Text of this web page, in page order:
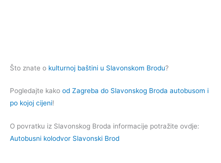
Što znate o kulturnoj baštini u Slavonskom Brodu?
Pogledajte kako od Zagreba do Slavonskog Broda autobusom i
po kojoj cijeni!
O povratku iz Slavonskog Broda informacije potražite ovdje:
Autobusni kolodvor Slavonski Brod